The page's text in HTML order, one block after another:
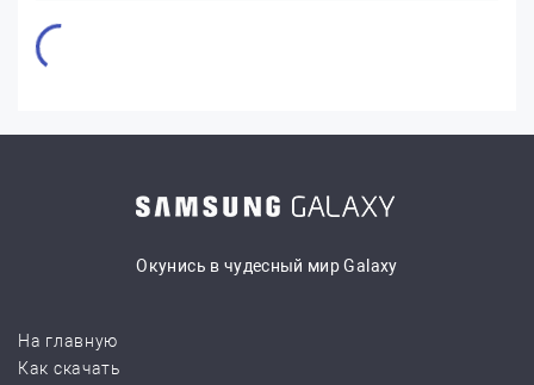
Окунись в чудесный мир Galaxy
На главную
Как скачать